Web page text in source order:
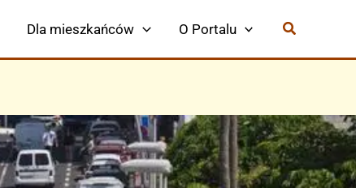
Dla mieszkańców O Portalu